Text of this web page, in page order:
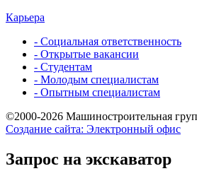
Карьера
- Социальная ответственность
- Открытые вакансии
- Студентам
- Молодым специалистам
- Опытным специалистам
©2000-2026 Машиностроительная
Создание сайта: Электронный офис
Запрос на экскаватор